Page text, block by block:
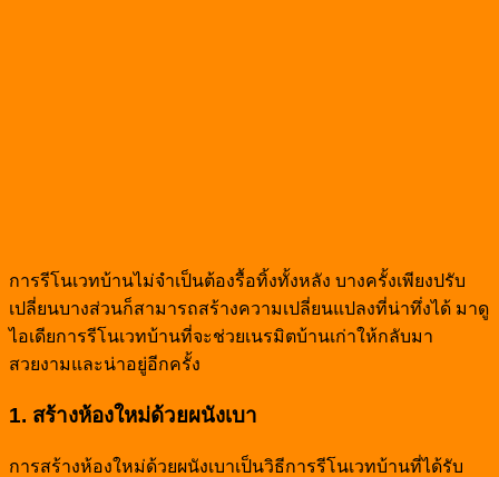
การรีโนเวทบ้านไม่จำเป็นต้องรื้อทิ้งทั้งหลัง บางครั้งเพียงปรับ
เปลี่ยนบางส่วนก็สามารถสร้างความเปลี่ยนแปลงที่น่าทึ่งได้ มาดู
ไอเดียการรีโนเวทบ้านที่จะช่วยเนรมิตบ้านเก่าให้กลับมา
สวยงามและน่าอยู่อีกครั้ง
1. สร้างห้องใหม่ด้วยผนังเบา
การสร้างห้องใหม่ด้วยผนังเบาเป็นวิธีการรีโนเวทบ้านที่ได้รับ